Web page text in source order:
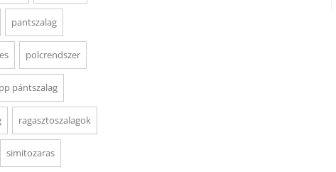
pantszalag
polcrendszer
pp pántszalag
ragasztoszalagok
simitozaras